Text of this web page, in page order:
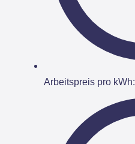
Arbeitspreis pro kWh: